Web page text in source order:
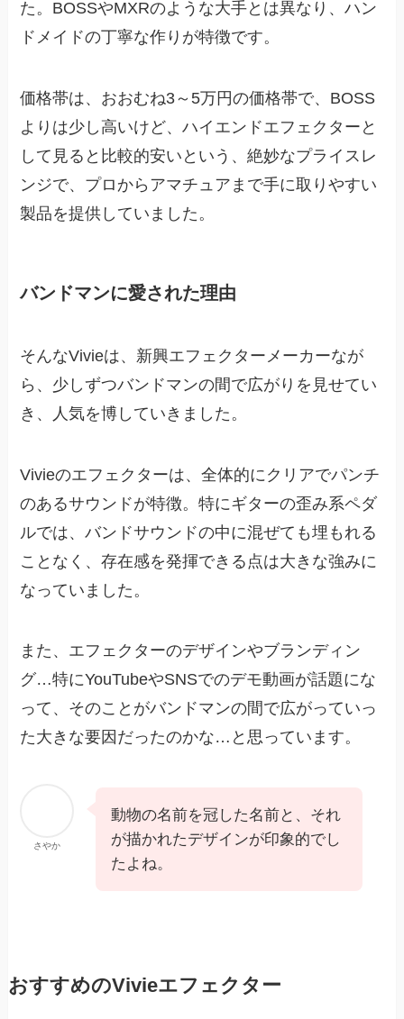
た。BOSSやMXRのような大手とは異なり、ハン
ドメイドの丁寧な作りが特徴です。
価格帯は、おおむね3～5万円の価格帯で、BOSS
よりは少し高いけど、ハイエンドエフェクターと
して見ると比較的安いという、絶妙なプライスレ
ンジで、プロからアマチュアまで手に取りやすい
製品を提供していました。
バンドマンに愛された理由
そんなVivieは、新興エフェクターメーカーなが
ら、少しずつバンドマンの間で広がりを見せてい
き、人気を博していきました。
Vivieのエフェクターは、全体的にクリアでパンチ
のあるサウンドが特徴。特にギターの歪み系ペダ
ルでは、バンドサウンドの中に混ぜても埋もれる
ことなく、存在感を発揮できる点は大きな強みに
なっていました。
また、エフェクターのデザインやブランディン
グ…特にYouTubeやSNSでのデモ動画が話題にな
って、そのことがバンドマンの間で広がっていっ
た大きな要因だったのかな…と思っています。
さやか
動物の名前を冠した名前と、それ
が描かれたデザインが印象的でし
たよね。
おすすめのVivieエフェクター